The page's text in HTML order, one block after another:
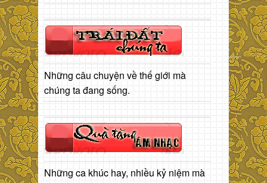
Những câu chuyện về thế giới mà
chúng ta đang sống.
Những ca khúc hay, nhiều kỷ niệm mà